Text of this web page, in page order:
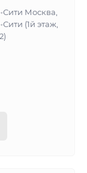
Москва,
(1й этаж,